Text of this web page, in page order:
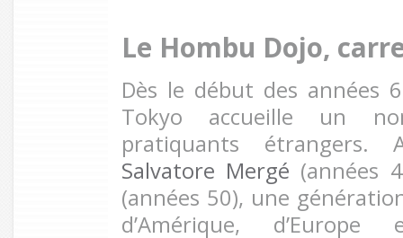
Le Hombu Dojo,
Dès le début des années
Tokyo accueille un
pratiquants étrangers.
Salvatore Mergé (années
(années 50), une
d’Amérique,